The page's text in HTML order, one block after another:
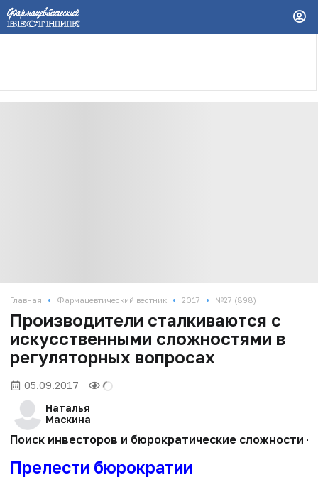
Главная • Фармацевтический вестник • 2017 • №27 (898)
Производители сталкиваются с
искусственными сложностями в
регуляторных вопросах
05.09.2017
Наталья
Маскина
Поиск инвесторов и бюрократические сложности
Прелести бюрократии